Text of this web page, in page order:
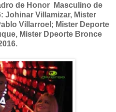
de Honor Masculino de
Johinar Villamizar, Mister
Villarroel; Mister Deporte
Mister Dpeorte Bronce